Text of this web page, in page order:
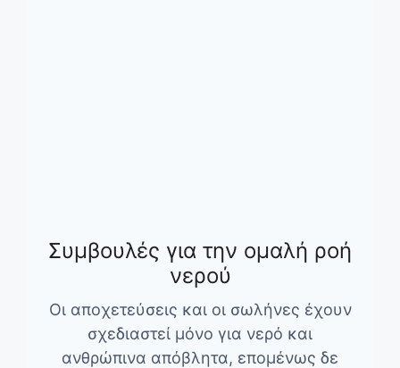
Συμβουλές για την ομαλή ροή
νερού
Οι αποχετεύσεις και οι σωλήνες έχουν
σχεδιαστεί μόνο για νερό και
ανθρώπινα απόβλητα, επομένως δε